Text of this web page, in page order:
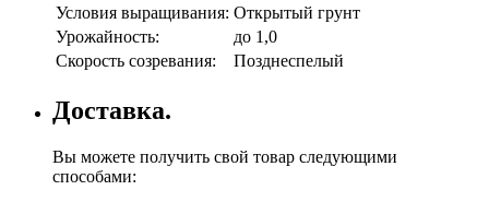
Условия выращивания: Открытый грунт
Урожайность:
до 1,0
Скорость созревания:
Позднеспелый
Доставка.
Вы можете получить свой товар следующими
способами: